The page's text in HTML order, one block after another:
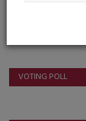
VOTING POLL